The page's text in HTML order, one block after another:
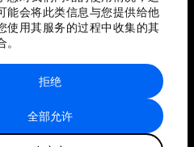
能会将此类信息与您提供给他
使用其服务的过程中收集的其
全部允许
拒绝
点地图